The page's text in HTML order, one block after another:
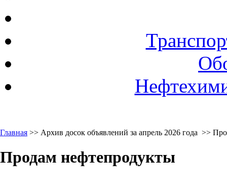
Главная >> Архив досок объявлений за апрель 2026 года >>
Продам нефтепродукты